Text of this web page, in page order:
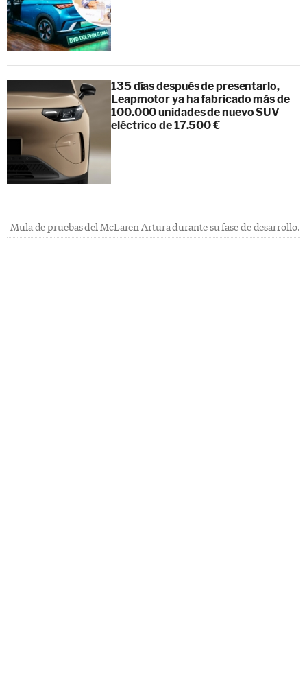
135 días después de presentarlo,
Leapmotor ya ha fabricado más de
100.000 unidades de nuevo SUV
eléctrico de 17.500 €
Mula de pruebas del McLaren Artura durante su fase de desarrollo.